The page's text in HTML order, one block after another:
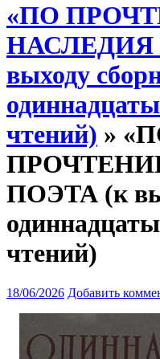
«ПО
НАСЛЕДИЯ
выходу
чтений) »
ПОЭТА (к
чтений)
18/06/2026 Добавить